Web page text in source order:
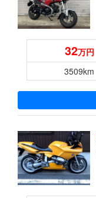
32万円
3509km